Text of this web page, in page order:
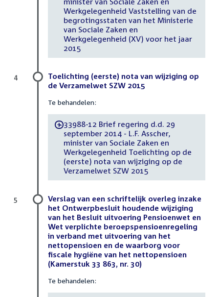
Werkgelegenheid Vaststelling van de
begrotingsstaten van het Ministerie
van Sociale Zaken en
Werkgelegenheid (XV) voor het jaar
2015
Toelichting (eerste) nota van wijziging op
de Verzamelwet SZW 2015
Te behandelen:
-33988-12 Brief regering d.d. 29
september 2014 - L.F. Asscher,
minister van Sociale Zaken en
Werkgelegenheid Toelichting op de
(eerste) nota van wijziging op de
Verzamelwet SZW 2015
4
Verslag van een schriftelijk overleg inzake
het Ontwerpbesluit houdende wijziging
van het Besluit uitvoering Pensioenwet en
Wet verplichte beroepspensioenregeling
in verband met uitvoering van het
nettopensioen en de waarborg voor
fiscale hygiëne van het nettopensioen
(Kamerstuk 33 863, nr. 30)
Te behandelen:
5